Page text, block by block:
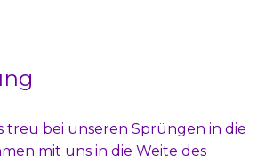
treu bei unseren Sprüngen in die
mit uns in die Weite des